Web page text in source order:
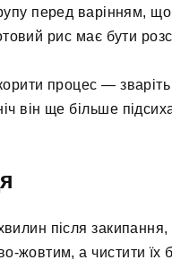
перед варінням,
рис має бути
процес —
він ще більше
після
жовтим, а чистити їх